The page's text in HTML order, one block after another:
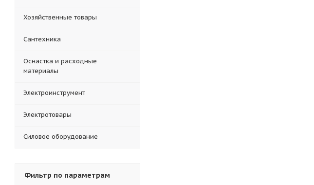
Хозяйственные товары
Сантехника
Оснастка и расходные
материалы
Электроинструмент
Электротовары
Силовое оборудование
Фильтр по параметрам